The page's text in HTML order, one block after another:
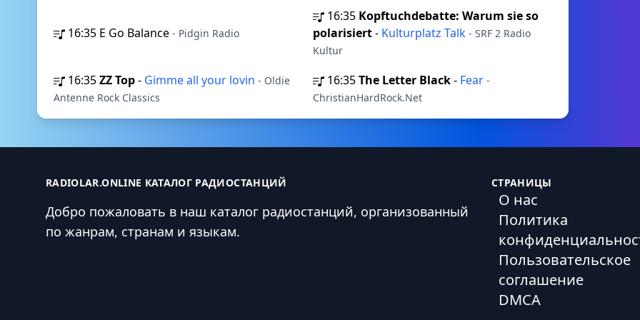
16:35 E Go Balance - Pidgin Radio
16:35 Kopftuchdebatte: Warum sie so
polarisiert- Kulturplatz Talk - SRF 2 Radio
Kultur
16:35ZZ Top- Gimme all your lovin - Oldie
Antenne Rock Classics
16:35The Letter Black- Fear -
ChristianHardRock.Net
RADIOLAR.ONLINE КАТАЛОГ РАДИОСТАНЦИЙ
Добро пожаловать в наш каталог радиостанций, организованный
по жанрам, странам и языкам.
СТРАНИЦЫ
О нас
Политика
Пользовательское
соглашение
DMCA